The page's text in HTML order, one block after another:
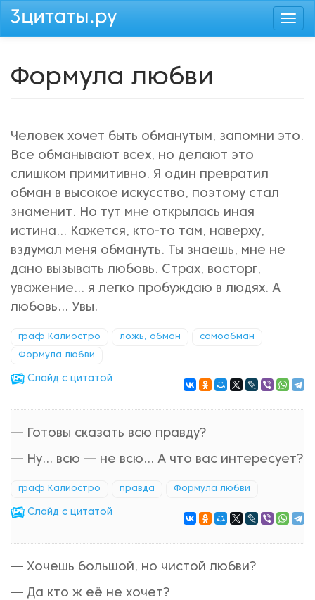
Перейти
Формула любви
Человек хочет быть обманутым, запомни это.
Все обманывают всех, но делают это
слишком примитивно. Я один превратил
обман в высокое искусство, поэтому стал
знаменит. Но тут мне открылась иная
истина... Кажется, кто-то там, наверху,
вздумал меня обмануть. Ты знаешь, мне не
дано вызывать любовь. Страх, восторг,
уважение... я легко пробуждаю в людях. А
любовь... Увы.
граф Калиостро ложь, обман самообман
Формула любви
Cлайд с цитатой
— Готовы сказать всю правду?
— Ну... всю — не всю... А что вас интересует?
граф Калиостро правда Формула любви
Cлайд с цитатой
— Хочешь большой, но чистой любви?
— Да кто ж её не хочет?